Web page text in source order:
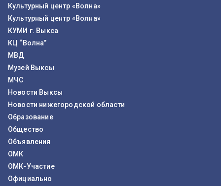
Культурный центр «Волна»
Культурный центр «Волна»
КУМИ г. Выкса
КЦ “Волна”
МВД
Музей Выксы
МЧС
Новости Выксы
Новости нижегородской области
Образование
Общество
Объявления
ОМК
ОМК-Участие
Официально